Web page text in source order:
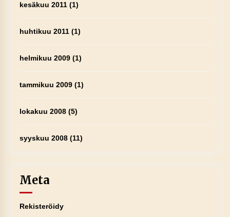
kesäkuu 2011(1)
huhtikuu 2011(1)
helmikuu 2009(1)
tammikuu 2009(1)
lokakuu 2008(5)
syyskuu 2008(11)
Meta
Rekisteröidy